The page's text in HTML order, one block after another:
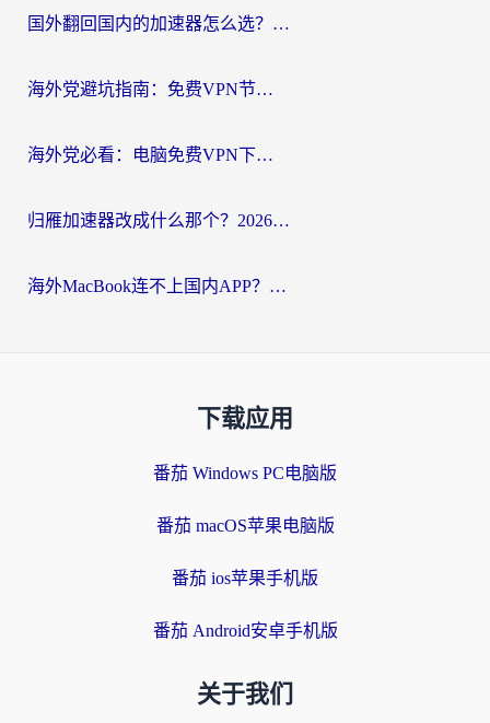
国外翻回国内的加速器怎么选？海外党亲测实用指南，告别地域限制
海外党避坑指南：免费VPN节点真的靠谱吗？教你选对回国加速器无缝访问国内资源
海外党必看：电脑免费VPN下载指南+回国加速器选择全攻略，告别地区限制
归雁加速器改成什么那个？2026海外党回国加速全攻略：告别地区限制，轻松刷剧玩游戏
海外MacBook连不上国内APP？选对回国VPN，告别地区限制的烦恼
下载应用
番茄 Windows PC电脑版
番茄 macOS苹果电脑版
番茄 ios苹果手机版
番茄 Android安卓手机版
关于我们